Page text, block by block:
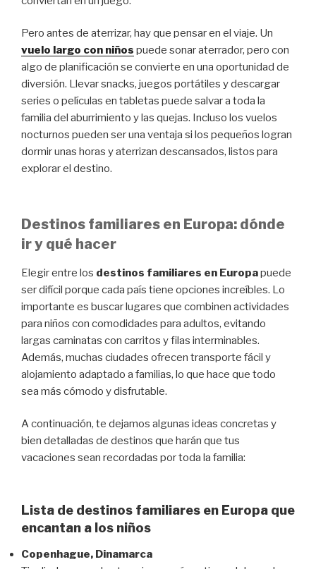
Pero antes de aterrizar, hay que pensar en el viaje. Un
vuelo largo con niños puede sonar aterrador, pero con
algo de planificación se convierte en una oportunidad de
diversión. Llevar snacks, juegos portátiles y descargar
series o películas en tabletas puede salvar a toda la
familia del aburrimiento y las quejas. Incluso los vuelos
nocturnos pueden ser una ventaja si los pequeños logran
dormir unas horas y aterrizan descansados, listos para
explorar el destino.
Destinos familiares en Europa: dónde
ir y qué hacer
Elegir entre los destinos familiares en Europapuede
ser difícil porque cada país tiene opciones increíbles. Lo
importante es buscar lugares que combinen actividades
para niños con comodidades para adultos, evitando
largas caminatas con carritos y filas interminables.
Además, muchas ciudades ofrecen transporte fácil y
alojamiento adaptado a familias, lo que hace que todo
sea más cómodo y disfrutable.
A continuación, te dejamos algunas ideas concretas y
bien detalladas de destinos que harán que tus
vacaciones sean recordadas por toda la familia:
Lista de destinos familiares en Europa que
encantan a los niños
Copenhague, Dinamarca